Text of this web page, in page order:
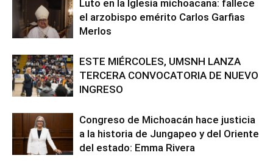
Luto en la Iglesia michoacana: fallece
el arzobispo emérito Carlos Garfias
Merlos
ESTE MIÉRCOLES, UMSNH LANZA
TERCERA CONVOCATORIA DE NUEVO
INGRESO
Congreso de Michoacán hace justicia
a la historia de Jungapeo y del Oriente
del estado: Emma Rivera